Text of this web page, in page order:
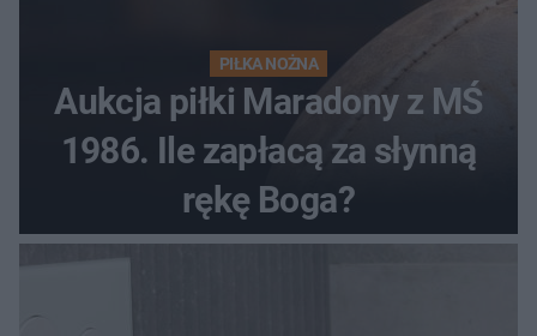
PIŁKA NOŻNA
Aukcja piłki Maradony z MŚ
1986. Ile zapłacą za słynną
rękę Boga?